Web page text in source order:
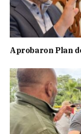
Aprobaron Plan